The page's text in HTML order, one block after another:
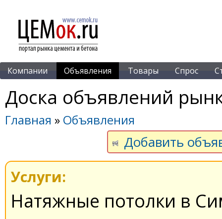
Компании Объявления Товары Спрос
Доска объявлений
Главная » Объявления
Добавить
Услуги:
Натяжные потолки в